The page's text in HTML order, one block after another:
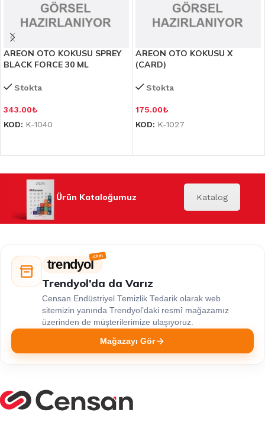
AREON OTO KOKUSU SPREY
BLACK FORCE 30 ML
Stokta
343.00₺
KOD: K-1040
AREON OTO KOKUSU X
(CARD)
Stokta
175.00₺
KOD: K-1027
Ürün Kataloğumuz Katalog
trendyol
Trendyol’da da Varız
Censan Endüstriyel Temizlik Tedarik olarak web
sitemizin yanında Trendyol’daki resmî mağazamız
üzerinden de müşterilerimize ulaşıyoruz.
Mağazayı Gör